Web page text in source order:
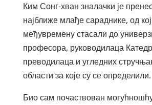
Ким Сонг-хван зналачки је
најближе млађе сараднике, од
међувремену стасали до
професора, руководилаца
преводилаца и угледних
области за које су се определили.
Био сам почаствован